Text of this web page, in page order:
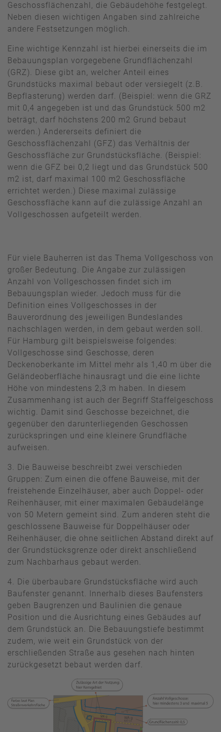
Geschossflächenzahl, die Gebäudehöhe festgelegt.
Neben diesen wichtigen Angaben sind zahlreiche
andere Festsetzungen möglich.
Eine wichtige Kennzahl ist hierbei einerseits die im
Bebauungsplan vorgegebene Grundflächenzahl
(GRZ). Diese gibt an, welcher Anteil eines
Grundstücks maximal bebaut oder versiegelt (z.B.
Bepflasterung) werden darf. (Beispiel: wenn die GRZ
mit 0,4 angegeben ist und das Grundstück 500 m2
beträgt, darf höchstens 200 m2 Grund bebaut
werden.) Andererseits definiert die
Geschossflächenzahl (GFZ) das Verhältnis der
Geschossfläche zur Grundstücksfläche. (Beispiel:
wenn die GFZ bei 0,2 liegt und das Grundstück 500
m2 ist, darf maximal 100 m2 Geschossfläche
errichtet werden.) Diese maximal zulässige
Geschossfläche kann auf die zulässige Anzahl an
Vollgeschossen aufgeteilt werden.
Für viele Bauherren ist das Thema Vollgeschoss von
großer Bedeutung. Die Angabe zur zulässigen
Anzahl von Vollgeschossen findet sich im
Bebauungsplan wieder. Jedoch muss für die
Definition eines Vollgeschosses in der
Bauverordnung des jeweiligen Bundeslandes
nachschlagen werden, in dem gebaut werden soll.
Für Hamburg gilt beispielsweise folgendes:
Vollgeschosse sind Geschosse, deren
Deckenoberkante im Mittel mehr als 1,40 m über die
Geländeoberfläche hinausragt und die eine lichte
Höhe von mindestens 2,3 m haben. In diesem
Zusammenhang ist auch der Begriff Staffelgeschoss
wichtig. Damit sind Geschosse bezeichnet, die
gegenüber den darunterliegenden Geschossen
zurückspringen und eine kleinere Grundfläche
aufweisen.
3. Die Bauweise beschreibt zwei verschieden
Gruppen: Zum einen die offene Bauweise, mit der
freistehende Einzelhäuser, aber auch Doppel- oder
Reihenhäuser, mit einer maximalen Gebäudelänge
von 50 Metern gemeint sind. Zum anderen steht die
geschlossene Bauweise für Doppelhäuser oder
Reihenhäuser, die ohne seitlichen Abstand direkt auf
der Grundstücksgrenze oder direkt anschließend
zum Nachbarhaus gebaut werden.
4. Die überbaubare Grundstücksfläche wird auch
Baufenster genannt. Innerhalb dieses Baufensters
geben Baugrenzen und Baulinien die genaue
Position und die Ausrichtung eines Gebäudes auf
dem Grundstück an. Die Bebauungstiefe bestimmt
zudem, wie weit ein Grundstück von der
erschließenden Straße aus gesehen nach hinten
zurückgesetzt bebaut werden darf.